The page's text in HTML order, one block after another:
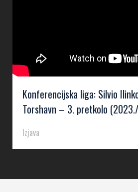
Konferencijska liga: Silvio
Torshavn – 3. pretkolo
Izjava